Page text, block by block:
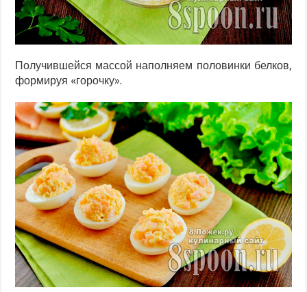
Получившейся массой наполняем половинки белков,
формируя «горочку».